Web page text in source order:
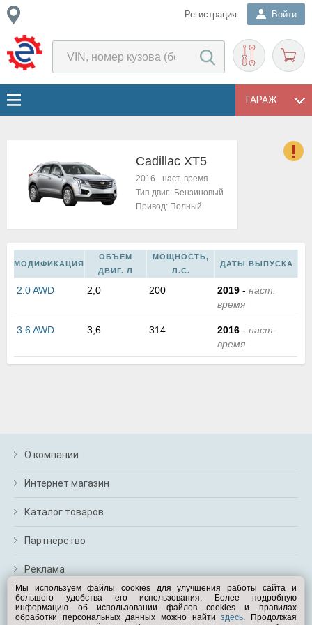
Регистрация Войти
ГАРАЖ
Cadillac XT5
2016 - наст. время
Тип двиг.: Бензиновый
Привод: Полный
МОДИФИКАЦИЯ
ОБЪЕМ
ДВИГ. Л
МОЩНОСТЬ,
Л.С.
ДАТЫ ВЫПУСКА
2.0 AWD 2,0 200 2019 - наст.
время
3.6 AWD 3,6 314 2016 - наст.
время
О компании
Интернет магазин
Каталог товаров
Партнерство
Реклама
Перейти на полную версию
Мы используем файлы cookies для улучшения работы сайта и
большего удобства его использования. Более подробную
информацию об использовании файлов cookies и правилах
обработки персональных данных можно найтиздесь. Продолжая